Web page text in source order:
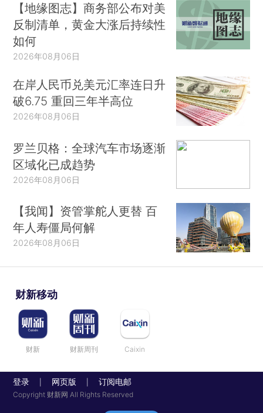
【地缘图志】商务部公布对美
反制清单，黄金大涨后持续性
如何
2026年08月06日
在岸人民币兑美元汇率连日升
破6.75 重回三年半高位
2026年08月06日
罗兰贝格：全球汽车市场逐渐
区域化已成趋势
2026年08月06日
【我闻】资管掌舵人更替 百
年人寿僵局何解
2026年08月06日
财新移动
财新 财新周刊 Caixin
登录 网页版 订阅电邮
Copyright 财新网 All Rights Reserved